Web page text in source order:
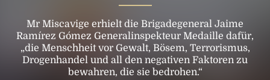
Mr Miscavige erhielt die Brigadegeneral Jaime
Ramírez Gómez Generalinspekteur Medaille dafür,
„die Menschheit vor Gewalt, Bösem, Terrorismus,
Drogenhandel und all den negativen Faktoren zu
bewahren, die sie bedrohen.“